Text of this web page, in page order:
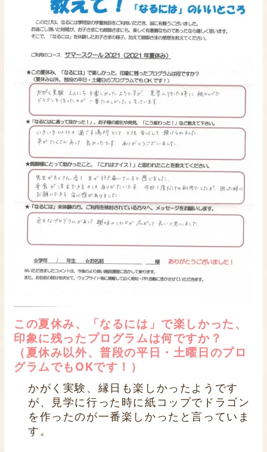
この夏休み、「なるには」で楽しかった、
印象に残ったプログラムは何ですか？
（夏休み以外、普段の平日・土曜日のプロ
グラムでもOKです！）
かがく実験、縁日も楽しかったようです
が、見学に行った時に紙コップでドラゴン
を作ったのが一番楽しかったと言っていま
す。